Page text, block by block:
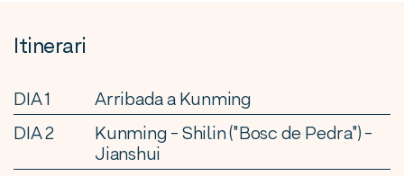
Itinerari
DIA 1
Arribada a Kunming
DIA 2
Kunming - Shilin ("Bosc de Pedra") -
Jianshui